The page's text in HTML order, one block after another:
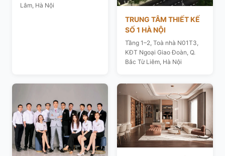
Lâm, Hà Nội
TRUNG TÂM THIẾT KẾ
SỐ 1 HÀ NỘI
Tầng 1–2, Toà nhà N01T3,
KĐT Ngoại Giao Đoàn, Q.
Bắc Từ Liêm, Hà Nội